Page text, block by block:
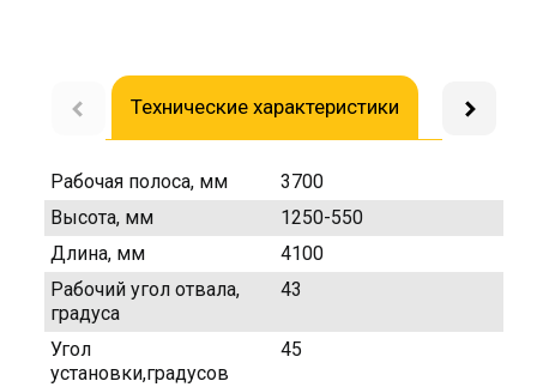
Технические характеристики
Рабочая полоса, мм
3700
Высота, мм
1250-550
Длина, мм
4100
Рабочий угол отвала,
градуса
43
Угол
установки,градусов
45